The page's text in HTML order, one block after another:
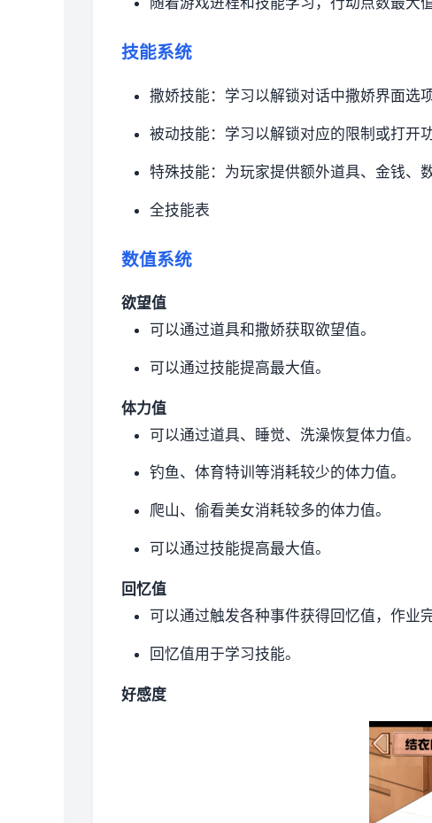
技能系统
撒娇技能：学习以解锁对话中撒娇界面选项
被动技能：学习以解锁对应的限制或打开功
特殊技能：为玩家提供额外道具、金钱、
全技能表
数值系统
欲望值
可以通过道具和撒娇获取欲望值。
可以通过技能提高最大值。
体力值
可以通过道具、睡觉、洗澡恢复体力值。
钓鱼、体育特训等消耗较少的体力值。
爬山、偷看美女消耗较多的体力值。
可以通过技能提高最大值。
回忆值
可以通过触发各种事件获得回忆值，作业
回忆值用于学习技能。
好感度